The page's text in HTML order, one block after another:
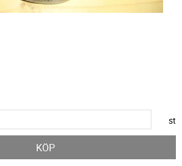
st
KÖP